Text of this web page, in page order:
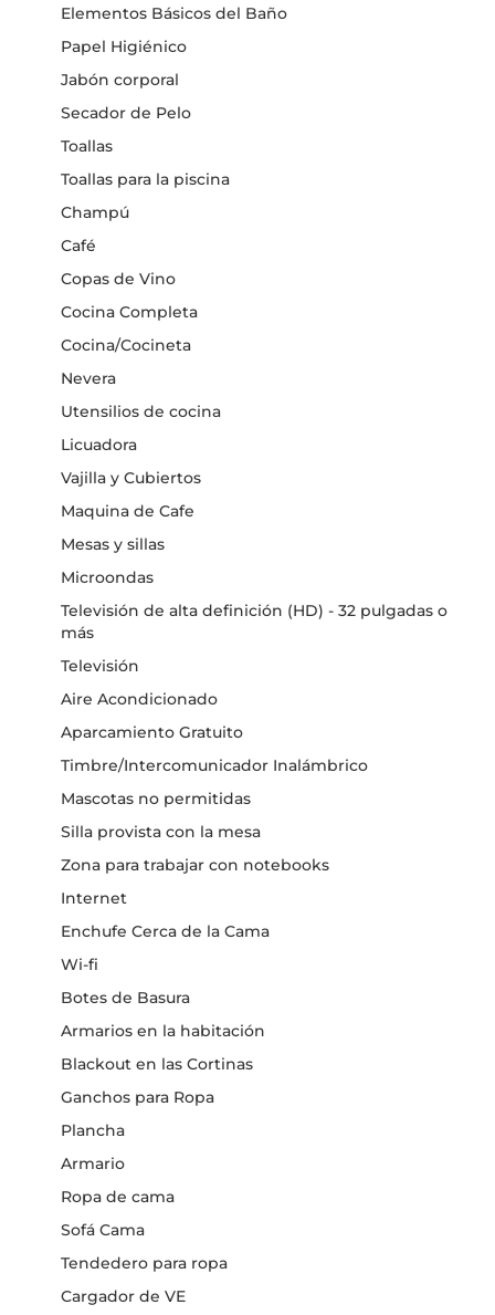
Elementos Básicos del Baño
Papel Higiénico
Jabón corporal
Secador de Pelo
Toallas
Toallas para la piscina
Champú
Café
Copas de Vino
Cocina Completa
Cocina/Cocineta
Nevera
Utensilios de cocina
Licuadora
Vajilla y Cubiertos
Maquina de Cafe
Mesas y sillas
Microondas
Televisión de alta definición (HD) - 32 pulgadas o
más
Televisión
Aire Acondicionado
Aparcamiento Gratuito
Timbre/Intercomunicador Inalámbrico
Mascotas no permitidas
Silla provista con la mesa
Zona para trabajar con notebooks
Internet
Enchufe Cerca de la Cama
Wi-fi
Botes de Basura
Armarios en la habitación
Blackout en las Cortinas
Ganchos para Ropa
Plancha
Armario
Ropa de cama
Sofá Cama
Tendedero para ropa
Cargador de VE